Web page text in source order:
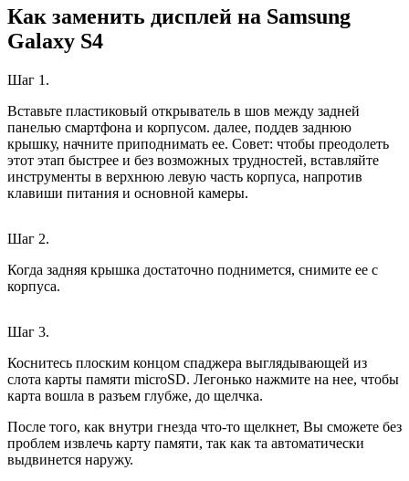
Как заменить дисплей на Samsung
Galaxy S4
Шаг 1.
Вставьте пластиковый открыватель в шов между задней
панелью смартфона и корпусом. далее, поддев заднюю
крышку, начните приподнимать ее. Совет: чтобы преодолеть
этот этап быстрее и без возможных трудностей, вставляйте
инструменты в верхнюю левую часть корпуса, напротив
клавиши питания и основной камеры.
Шаг 2.
Когда задняя крышка достаточно поднимется, снимите ее с
корпуса.
Шаг 3.
Коснитесь плоским концом спаджера выглядывающей из
слота карты памяти microSD. Легонько нажмите на нее, чтобы
карта вошла в разъем глубже, до щелчка.
После того, как внутри гнезда что-то щелкнет, Вы сможете без
проблем извлечь карту памяти, так как та автоматически
выдвинется наружу.